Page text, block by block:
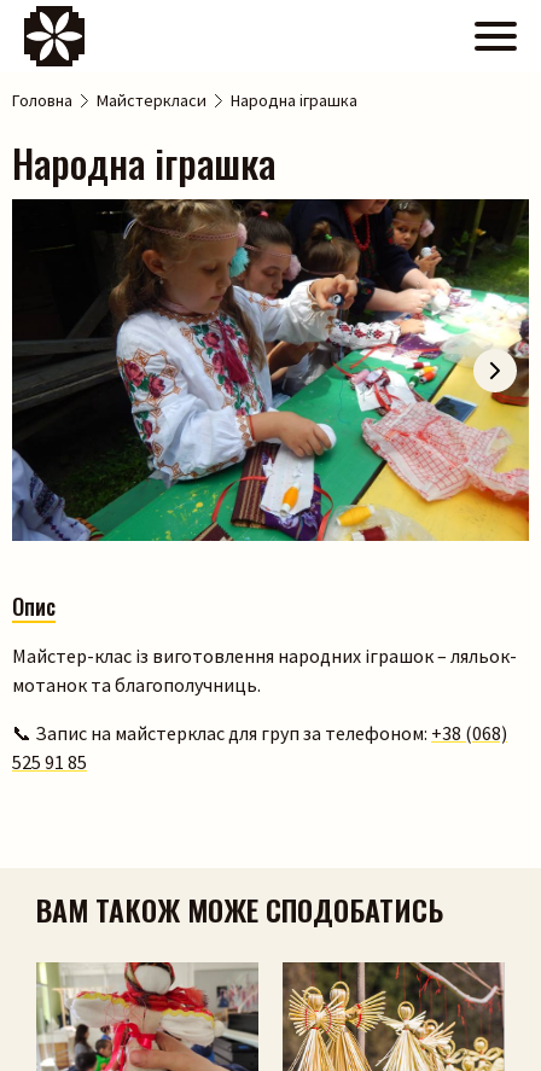
Пошук на сайті
Головна Майстеркласи Народна іграшка
Народна іграшка
Опис
Майстер-клас із виготовлення народних іграшок – ляльок-
мотанок та благополучниць.
📞 Запис на майстерклас для груп за телефоном: +38 (068)
525 91 85
ВАМ ТАКОЖ МОЖЕ СПОДОБАТИСЬ